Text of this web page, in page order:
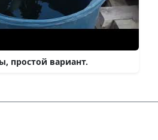
простой вариант.